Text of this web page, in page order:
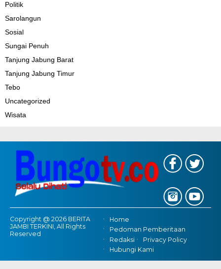
Politik
Sarolangun
Sosial
Sungai Penuh
Tanjung Jabung Barat
Tanjung Jabung Timur
Tebo
Uncategorized
Wisata
Copyright @ 2026 BERITA
JAMBI TERKINI, All Rights
Reserved
Home
Pedoman Pemberitaan
Redaksi
Privacy Policy
Hubungi Kami